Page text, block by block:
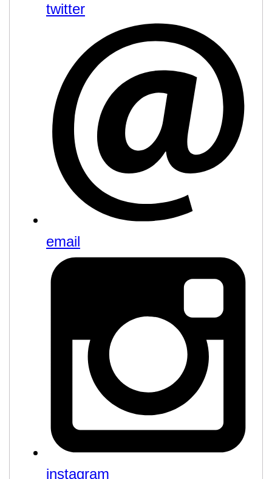
twitter
email
instagram